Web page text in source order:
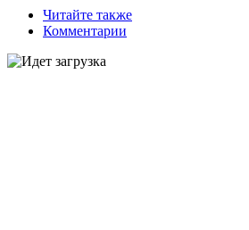
Читайте также
Комментарии